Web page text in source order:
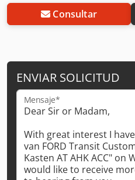
Consultar
ENVIAR SOLICITUD
Mensaje*